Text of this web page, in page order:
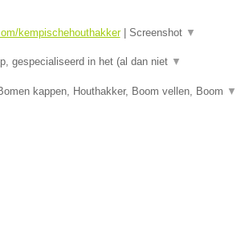
kempischehouthakker| Screenshot ▼
gespecialiseerd in het (al dan niet ▼
kappen, Houthakker, Boom vellen, Boom ▼